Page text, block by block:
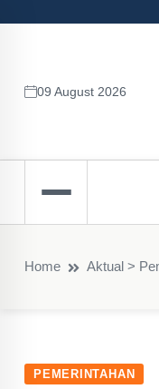
09 August 2026
Home Aktual >
PEMERINTAHAN